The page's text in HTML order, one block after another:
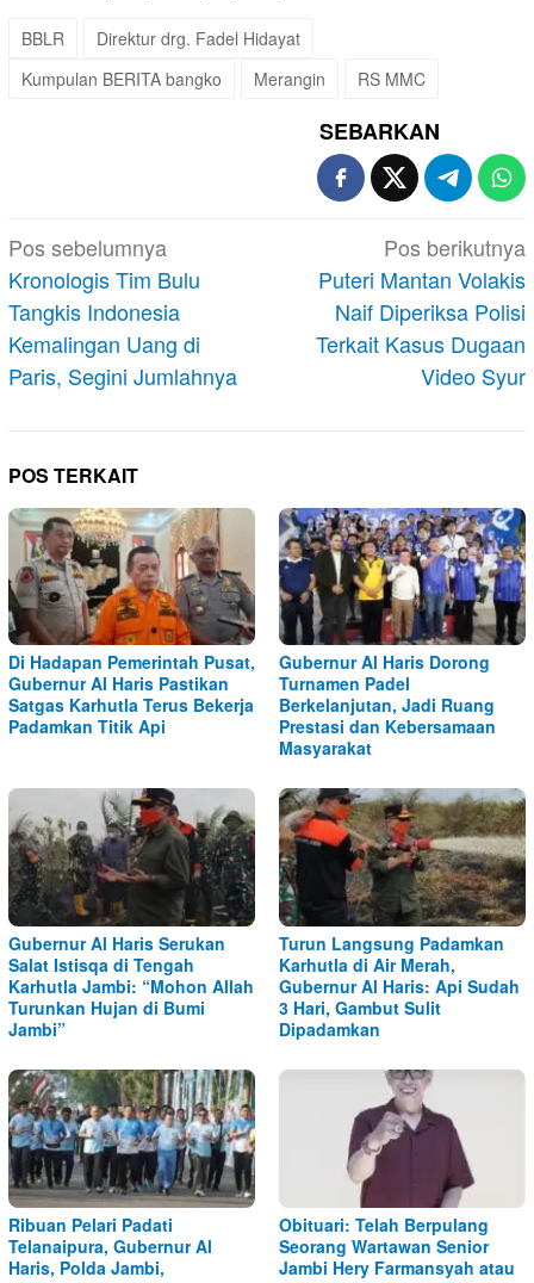
BBLR
Direktur drg. Fadel Hidayat
Kumpulan BERITA bangko
Merangin RS MMC
SEBARKAN
Navigasi
pos
Pos sebelumnya
Kronologis Tim Bulu
Tangkis Indonesia
Kemalingan Uang di
Paris, Segini Jumlahnya
Pos berikutnya
Puteri Mantan Volakis
Naif Diperiksa Polisi
Terkait Kasus Dugaan
Video Syur
POS TERKAIT
Di Hadapan Pemerintah Pusat,
Gubernur Al Haris Pastikan
Satgas Karhutla Terus Bekerja
Padamkan Titik Api
Gubernur Al Haris Dorong
Turnamen Padel
Berkelanjutan, Jadi Ruang
Prestasi dan Kebersamaan
Masyarakat
Gubernur Al Haris Serukan
Salat Istisqa di Tengah
Karhutla Jambi: “Mohon Allah
Turunkan Hujan di Bumi
Jambi”
Turun Langsung Padamkan
Karhutla di Air Merah,
Gubernur Al Haris: Api Sudah
3 Hari, Gambut Sulit
Dipadamkan
Ribuan Pelari Padati
Telanaipura, Gubernur Al
Haris, Polda Jambi,
Obituari: Telah Berpulang
Seorang Wartawan Senior
Jambi Hery Farmansyah atau